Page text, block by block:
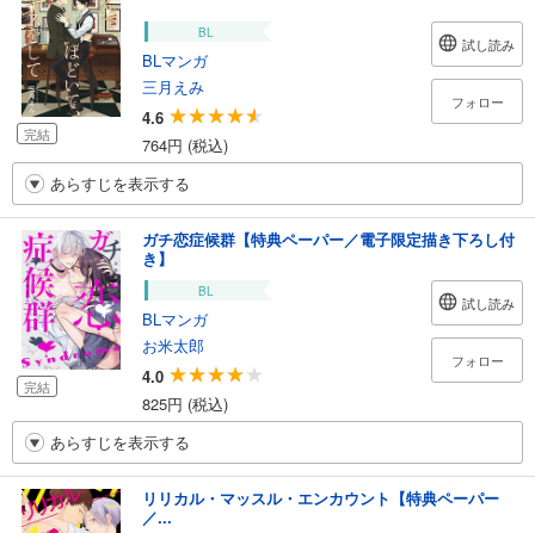
完結
BL
BLマンガ
三月えみ
4.6
764円 (税込)
試し読み
フォロー
あらすじを表示する
完結
ガチ恋症候群【特典ペーパー／電子限定描き下ろし付
き】
BL
BLマンガ
お米太郎
4.0
825円 (税込)
試し読み
フォロー
あらすじを表示する
リリカル・マッスル・エンカウント【特典ペーパー
／...